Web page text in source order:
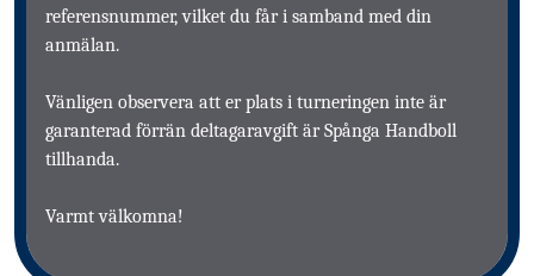
referensnummer, vilket du får i samband med din
anmälan.
Vänligen observera att er plats i turneringen inte är
garanterad förrän deltagaravgift är Spånga Handboll
tillhanda.
Varmt välkomna!